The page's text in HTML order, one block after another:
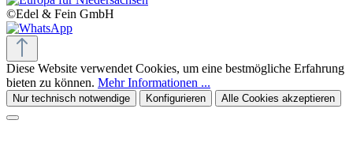
©Edel & Fein GmbH
Diese Website verwendet Cookies, um eine bestmögliche Erfahrung
bieten zu können. Mehr Informationen ...
Nur technisch notwendige Konfigurieren Alle Cookies akzeptieren